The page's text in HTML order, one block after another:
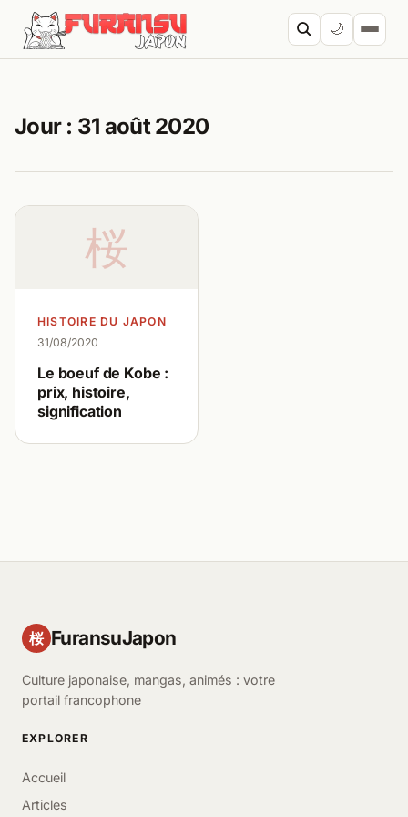
Aller au contenu
🌙
Jour : 31 août 2020
桜
HISTOIRE DU JAPON
31/08/2020
Le boeuf de Kobe :
prix, histoire,
signification
桜 FuransuJapon
Culture japonaise, mangas, animés : votre
portail francophone
EXPLORER
Accueil
Articles